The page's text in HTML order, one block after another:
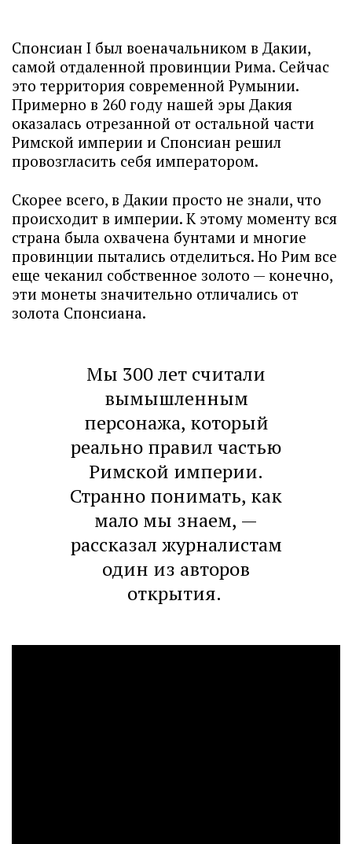
Спонсиан I был военачальником в Дакии,
самой отдаленной провинции Рима. Сейчас
это территория современной Румынии.
Примерно в 260 году нашей эры Дакия
оказалась отрезанной от остальной части
Римской империи и Спонсиан решил
провозгласить себя императором.
Скорее всего, в Дакии просто не знали, что
происходит в империи. К этому моменту вся
страна была охвачена бунтами и многие
провинции пытались отделиться. Но Рим все
еще чеканил собственное золото — конечно,
эти монеты значительно отличались от
золота Спонсиана.
Мы 300 лет считали
вымышленным
персонажа, который
реально правил частью
Римской империи.
Странно понимать, как
мало мы знаем, —
рассказал журналистам
один из авторов
открытия.